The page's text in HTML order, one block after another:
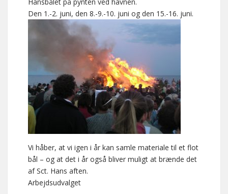
Den 1.-2. juni, den 8.-9.-10. juni og den 15.-16. juni.
Vi håber, at vi igen i år kan samle materiale til et flot
bål – og at det i år også bliver muligt at brænde det
af Sct. Hans aften.
Arbejdsudvalget